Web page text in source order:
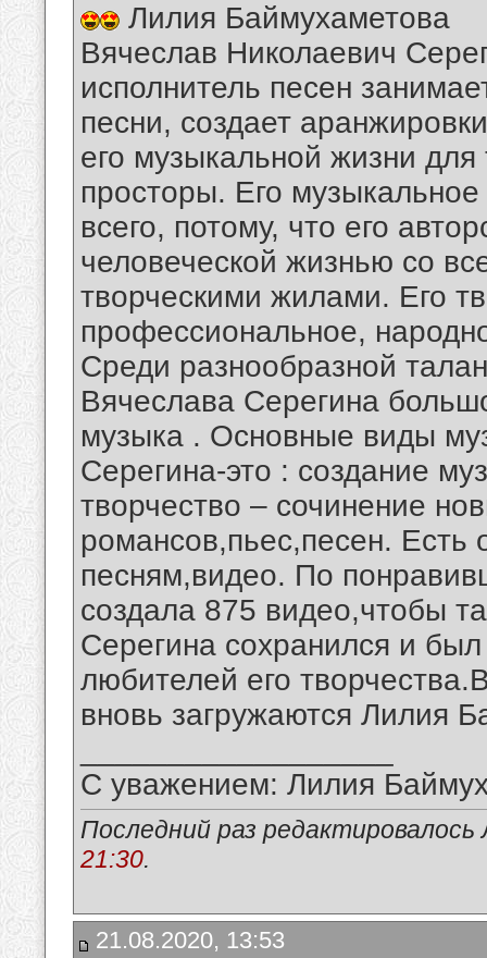
Лилия Баймухаметова
Вячеслав Николаевич
исполнитель песен
песни, создает
его музыкальной жизни
просторы. Его
всего, потому, что его
человеческой жизнью со
творческими жилами. Его
профессиональное,
Среди разнообразной
Вячеслава Серегина
музыка . Основные виды
Серегина-это : создание
творчество – сочинение
романсов,пьес,песен. Есть
песням,видео. По
создала 875 видео,чтобы
Серегина сохранился и
любителей его
вновь загружаются Лилия
С уважением: Лилия
Последний раз
21:30.
21.08.2020, 13:53